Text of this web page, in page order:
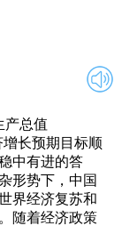
总值
长预期目标顺
中有进的答
形势下，中国
界经济复苏和
随着经济政策